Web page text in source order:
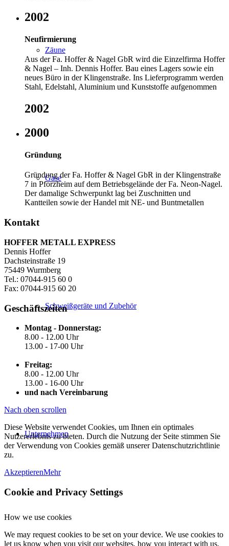
Zäune
Gase
Schweißgeräte und Zubehör
Unternehmen
2002
Neufirmierung
Aus der Fa. Hoffer & Nagel GbR wird die Einzelfirma Hoffer
& Nagel – Inh. Dennis Hoffer. Bau eines Lagers sowie ein
neues Büro in der Klingenstraße. Ins Lieferprogramm werden
Stahl, Edelstahl, Aluminium und Kunststoffe aufgenommen
2002
2000
Gründung
Gründung der Fa. Hoffer & Nagel GbR in der Klingenstraße
7 in Pforzheim auf dem Betriebsgelände der Fa. Neon-Nagel.
Der damalige Schwerpunkt lag bei Zuschnitten und
Kantteilen sowie der Handel mit NE- und Buntmetallen
Kontakt
HOFFER METALL EXPRESS
Dennis Hoffer
Dachsteinstraße 19
75449 Wurmberg
Tel.: 07044-915 60 0
Fax: 07044-915 60 20
Geschäftszeiten
Montag - Donnerstag:
8.00 - 12.00 Uhr
13.00 - 17-00 Uhr
Freitag:
8.00 - 12.00 Uhr
13.00 - 16-00 Uhr
und nach Vereinbarung
Nach oben scrollen
Diese Website verwendet Cookies, um Ihnen ein optimales
Nutzererlebnis zu bieten. Durch die Nutzung der Seite stimmen Sie
der Verwendung von Cookies gemäß unserer Datenschutzrichtlinie
zu.
AkzeptierenMehr
Cookie and Privacy Settings
How we use cookies
We may request cookies to be set on your device. We use cookies to
let us know when you visit our websites, how you interact with us,